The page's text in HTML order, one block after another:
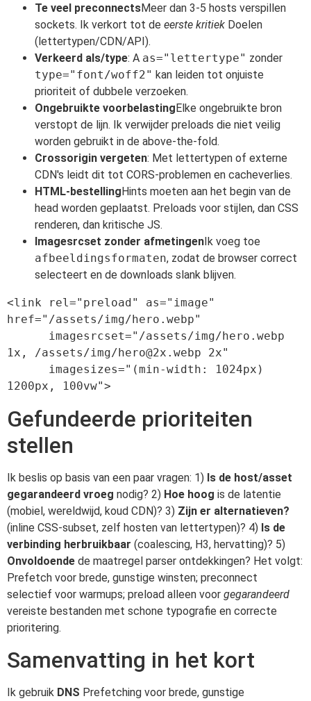
Te veel preconnectsMeer dan 3-5 hosts verspillen
sockets. Ik verkort tot de eerste kritiek Doelen
(lettertypen/CDN/API).
Verkeerd als/type: A as="lettertype" zonder
type="font/woff2" kan leiden tot onjuiste
prioriteit of dubbele verzoeken.
Ongebruikte voorbelasting Elke ongebruikte bron
verstopt de lijn. Ik verwijder preloads die niet veilig
worden gebruikt in de above-the-fold.
Crossorigin vergeten: Met lettertypen of externe
CDN's leidt dit tot CORS-problemen en cacheverlies.
HTML-bestelling Hints moeten aan het begin van de
head worden geplaatst. Preloads voor stijlen, dan CSS
renderen, dan kritische JS.
Imagesrcset zonder afmetingen Ik voeg toe
afbeeldingsformaten, zodat de browser correct
selecteert en de downloads slank blijven.
<link rel="preload" as="image"
href="/assets/img/hero.webp"
1x, /assets/img/ hero@2x.webp 2x"
Gefundeerde prioriteiten
stellen
Ik beslis op basis van een paar vragen: 1) Is de host/asset
gegarandeerd vroeg nodig? 2) Hoe hoog is de latentie
(mobiel, wereldwijd, koud CDN)? 3) Zijn er alternatieven?
(inline CSS-subset, zelf hosten van lettertypen)? 4) Is de
verbinding herbruikbaar (coalescing, H3, hervatting)? 5)
Onvoldoende de maatregel parser ontdekkingen? Het volgt:
Prefetch voor brede, gunstige winsten; preconnect
selectief voor warmups; preload alleen voor gegarandeerd
vereiste bestanden met schone typografie en correcte
prioritering.
Samenvatting in het kort
Ik gebruik DNS Prefetching voor brede, gunstige